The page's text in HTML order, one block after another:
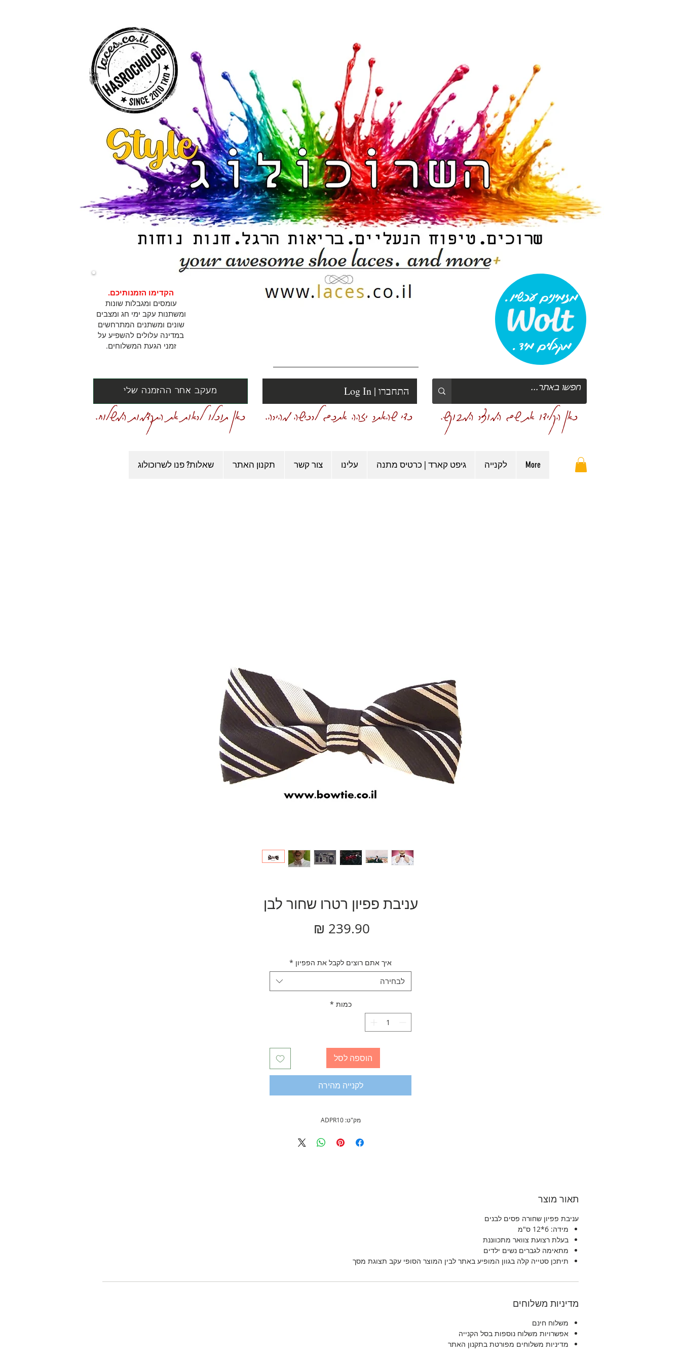
מזמינים עכשיו.
מקבלים מיד.
הקדימו הזמנותיכם.
עומסים ומגבלות שונות
ומשתנות עקב ימי חג ומצבים
שונים ומשתנים המתרחשים
במדינה עלולים להשפיע על
זמני הגעת המשלוחים.
מעקב אחר ההזמנה שלי
כאן תוכלו לראות את התקדמות המשלוח.
Log In | התחברו
כדי שהאתר יזהה אתכם לרכישה מהירה. כאן הקלידו את שם המוצר המבוקש.
שאלות? פנו לשרוכולוג תקנון האתר צור קשר עלינו גיפט קארד | כרטיס מתנה לקנייה More
עניבת פפיון רטרו שחור לבן
איך אתם רוצים לקבל את הפפיון *
לבחירה
כמות *
הוספה לסל
לקנייה מהירה
מק"ט: ADPR10
תאור מוצר
עניבת פפיון שחורה פסים לבנים
מידה: 6*12 ס"מ
בעלת רצועת צוואר מתכווננת
מתאימה לגברים נשים ילדים
תיתכן סטייה קלה בגוון המופיע באתר לבין המוצר הסופי עקב תצוגת מסך
מדיניות משלוחים
משלוח חינם
אפשרויות משלוח נוספות בסל הקנייה
מדיניות משלוחים מפורטת בתקנון האתר